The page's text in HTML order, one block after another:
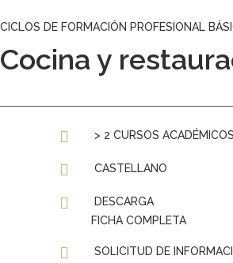
CICLOS DE FORMACIÓN PROFESIONAL
Cocina y
> 2 CURSOS
CASTELLANO
DESCARGA
FICHA COMPLETA
SOLICITUD DE